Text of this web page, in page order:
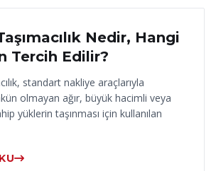
Nedir, Hangi
Tercih Edilir?
standart nakliye araçlarıyla
olmayan ağır, büyük hacimli veya
yüklerin taşınması için kullanılan